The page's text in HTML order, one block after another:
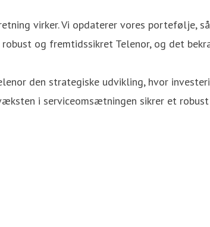
virker. Vi opdaterer vores portefølje,
og fremtidssikret Telenor, og det
den strategiske udvikling, hvor
i serviceomsætningen sikrer et